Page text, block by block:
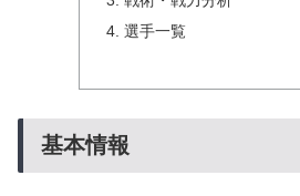
選手一覧
基本情報